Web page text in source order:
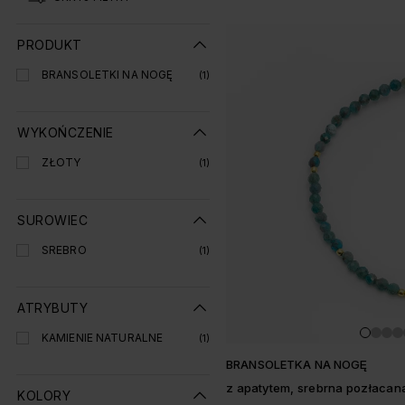
PRODUKT
BRANSOLETKI NA NOGĘ (1)
WYKOŃCZENIE
ZŁOTY (1)
SUROWIEC
SREBRO (1)
ATRYBUTY
KAMIENIE NATURALNE (1)
KOLORY
BRANSOLETKA NA NOGĘ
z apatytem, srebrna